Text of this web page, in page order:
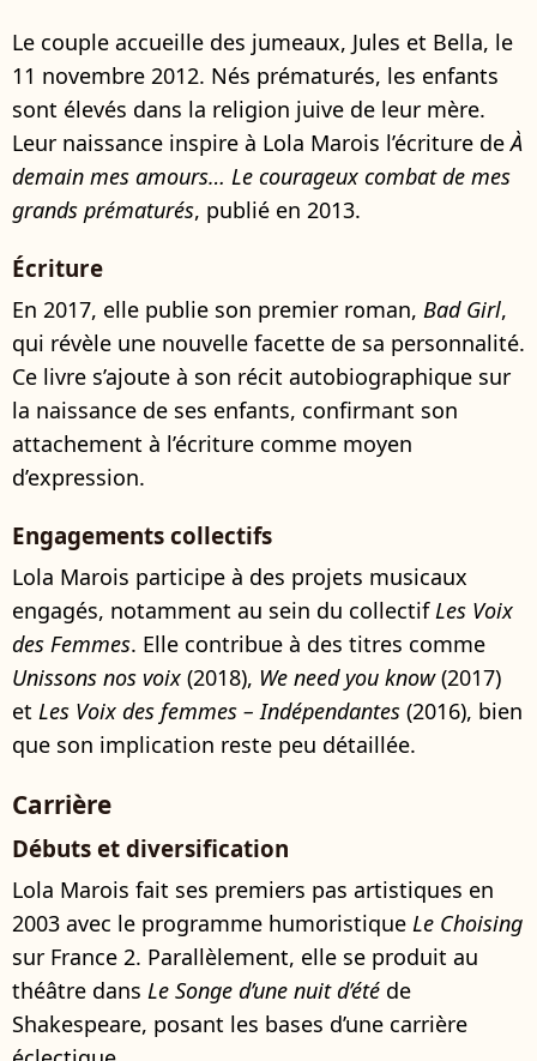
Le couple accueille des jumeaux, Jules et Bella, le
11 novembre 2012. Nés prématurés, les enfants
sont élevés dans la religion juive de leur mère.
Leur naissance inspire à Lola Marois l’écriture deÀ
demain mes amours… Le courageux combat de mes
grands prématurés, publié en 2013.
Écriture
En 2017, elle publie son premier roman, Bad Girl,
qui révèle une nouvelle facette de sa personnalité.
Ce livre s’ajoute à son récit autobiographique sur
la naissance de ses enfants, confirmant son
attachement à l’écriture comme moyen
d’expression.
Engagements collectifs
Lola Marois participe à des projets musicaux
engagés, notamment au sein du collectifLes Voix
des Femmes. Elle contribue à des titres comme
Unissons nos voix (2018), We need you know(2017)
et Les Voix des femmes – Indépendantes (2016), bien
que son implication reste peu détaillée.
Carrière
Débuts et diversification
Lola Marois fait ses premiers pas artistiques en
2003 avec le programme humoristique Le Choising
sur France 2. Parallèlement, elle se produit au
théâtre dans Le Songe d’une nuit d’été de
Shakespeare, posant les bases d’une carrière